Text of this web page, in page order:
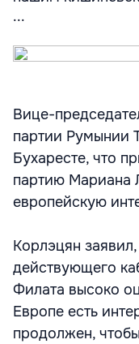
...
Вице-
партии Румынии
Бухаресте, что
партию Мариана
европейскую
Корлэцян
действующего
Филата высоко
Европе есть
продолжен,